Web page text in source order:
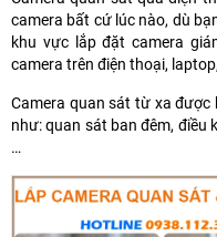
camera bất cứ lúc nào, dù
khu vực lắp đặt camera
camera trên điện thoại,
Camera quan sát từ xa
như: quan sát ban đêm, điều
…